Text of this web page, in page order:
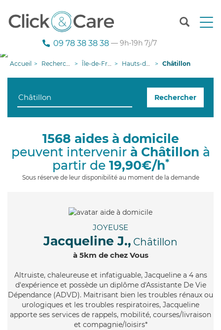
T
n
g
i
09 78 38 38 38 — 9h-19h 7j/7
Accueil Recherche aide à domicile Île-de-France Hauts-de-Seine Châtillon
Rechercher
1568 aides à domicile
peuvent intervenir à Châtillon à
partir de 19,90€/h*
Sous réserve de leur disponibilité au moment de la demande
JOYEUSE
Jacqueline J., Châtillon
à 5km de chez Vous
Altruiste, chaleureuse et infatiguable, Jacqueline a 4 ans
d'expérience et possède un diplôme d'Assistante De Vie
Dépendance (ADVD). Maitrisant bien les troubles rénaux ou
urologiques et les troubles respiratoires, Jacqueline
apporte ses services de rappels, mobilité, courses/livraison
et compagnie/loisirs*